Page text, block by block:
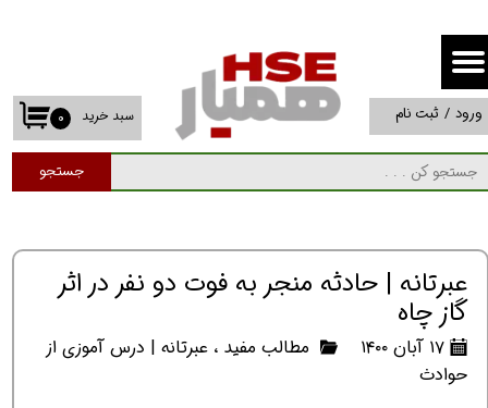
جستجو
۰ سبد خرید ورود / ثبت نام
حساب کاربری من
تغییر گذر واژه
سفارشات
عبرتانه | حادثه منجر به فوت دو نفر در اثر
گاز چاه
۱۷ آبان ۱۴۰۰ مطالب مفید ، عبرتانه | درس آموزی از
حوادث